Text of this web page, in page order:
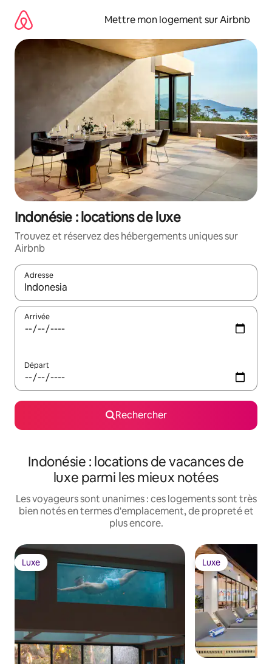
directement
contenu
Mettre mon logement sur Airbnb
Indonésie : locations de luxe
Trouvez et réservez des hébergements uniques sur
Airbnb
Adresse
Lorsque les résultats s'affichent, utilisez les flèches vers le
Arrivée
Départ
Rechercher
Indonésie : locations de vacances de
luxe parmi les mieux notées
Les voyageurs sont unanimes : ces logements sont très
bien notés en termes d'emplacement, de propreté et
plus encore.
Luxe
Luxe Luxe
Luxe